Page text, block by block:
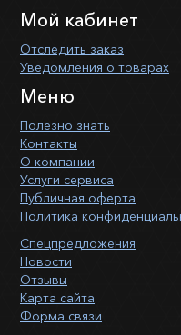
Мой кабинет
Отследить заказ
Уведомления о товарах
Меню
Полезно знать
Контакты
О компании
Услуги сервиса
Публичная оферта
Политика
Спецпредложения
Новости
Отзывы
Карта сайта
Форма связи